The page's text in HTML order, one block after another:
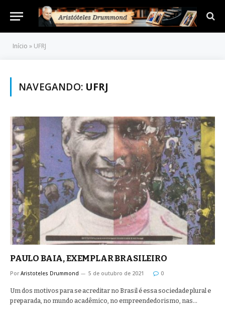
Início » UFRJ
NAVEGANDO: UFRJ
PAULO BAIA, EXEMPLAR BRASILEIRO
Por Aristoteles Drummond 5 de outubro de 2021 0
Um dos motivos para se acreditar no Brasil é essa sociedade plural e
preparada, no mundo acadêmico, no empreendedorismo, nas…